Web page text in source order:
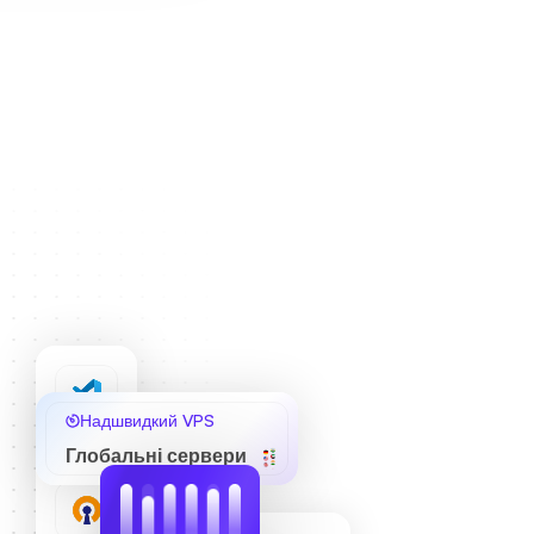
Надшвидкий VPS
Глобальні сервери